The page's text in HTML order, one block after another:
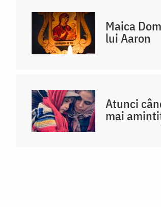
Maica
lui Aaron
Atunci
mai